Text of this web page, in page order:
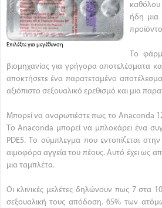
Επιλέξτε για μεγέθυνση
καθόλου
ήδη μια
Το
βιομηχανίας για γρήγορα αποτελέσματα
αποκτήσετε ένα παρατεταμένο
αξιόπιστο σεξουαλικό ερεθισμό και μια
Μπορεί να αναρωτιέστε πως το Anaconda
Το Anaconda μπορεί να μπλοκάρει ένα
PDE5. Το σύμπλεγμα που εντοπίζεται
αιμοφόρα αγγεία του πέους. Αυτό έχει ως
μια ταμπλέτα.
Οι κλινικές μελέτες δηλώνουν πως 7 στα
σεξουαλική τους απόδοση. 65% των